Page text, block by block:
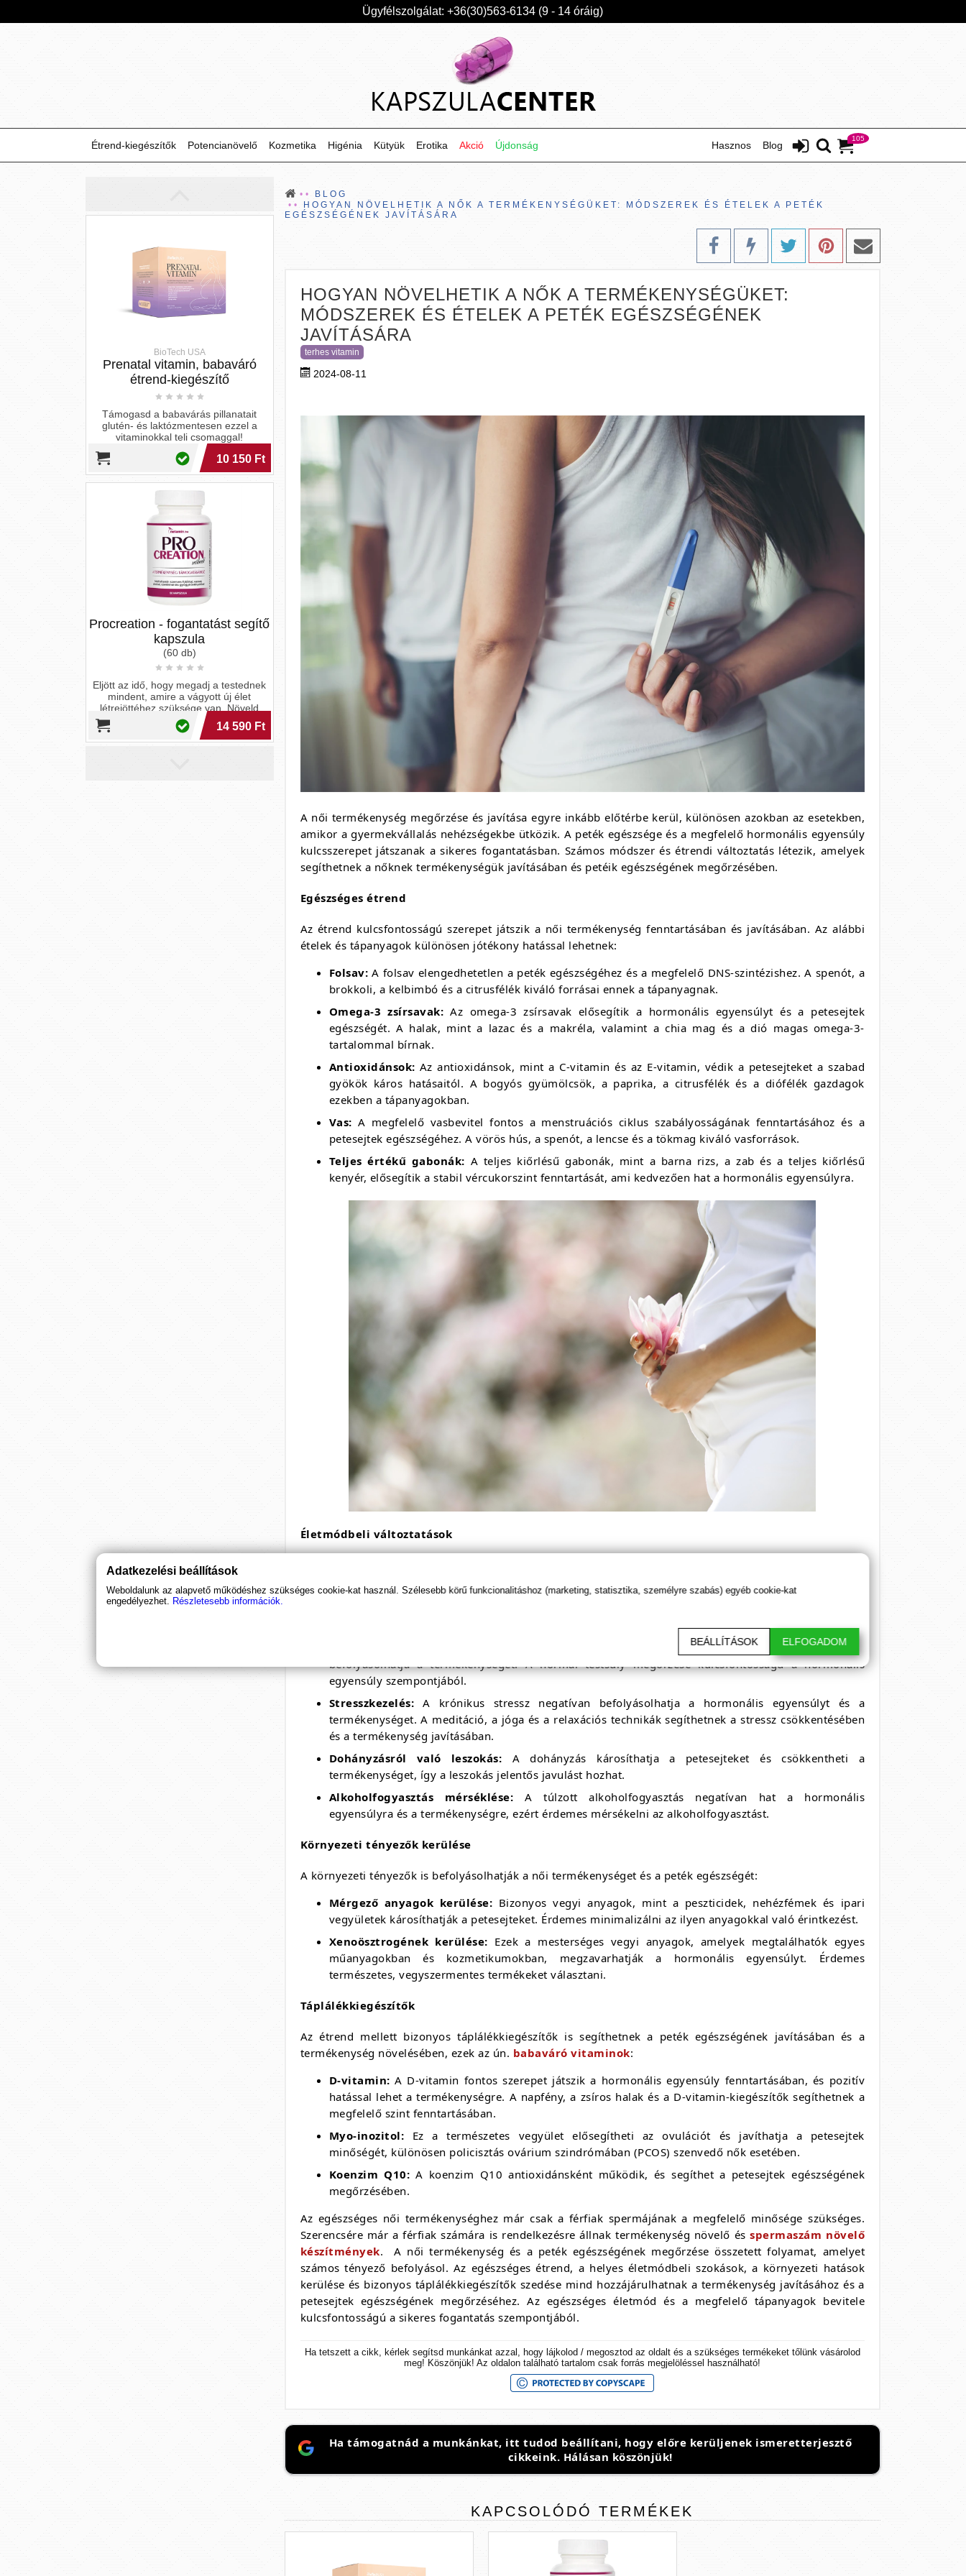
Ügyfélszolgálat: +36(30)563-6134 (9 - 14 óráig)
105
Étrend-kiegészítők Blog
Potencianövelő Hasznos
Kozmetika Higénia Kütyük Erotika Akció Újdonság
BioTech USA
Prenatal vitamin, babaváró
étrend-kiegészítő
Támogasd a babavárás pillanatait
glutén- és laktózmentesen ezzel a
vitaminokkal teli csomaggal!
10 150 Ft
Procreation - fogantatást segítő
kapszula
(60 db)
Eljött az idő, hogy megadj a testednek
mindent, amire a vágyott új élet
létrejöttéhez szüksége van. Növeld
esélyeidet természetesen!
14 590 Ft
BLOG
HOGYAN NÖVELHETIK A NŐK A TERMÉKENYSÉGÜKET: MÓDSZEREK ÉS ÉTELEK A PETÉK
EGÉSZSÉGÉNEK JAVÍTÁSÁRA
HOGYAN NÖVELHETIK A NŐK A TERMÉKENYSÉGÜKET:
MÓDSZEREK ÉS ÉTELEK A PETÉK EGÉSZSÉGÉNEK
JAVÍTÁSÁRA
terhes vitamin
2024-08-11
A női termékenység megőrzése és javítása egyre inkább előtérbe kerül, különösen azokban az esetekben,
amikor a gyermekvállalás nehézségekbe ütközik. A peték egészsége és a megfelelő hormonális egyensúly
kulcsszerepet játszanak a sikeres fogantatásban. Számos módszer és étrendi változtatás létezik, amelyek
segíthetnek a nőknek termékenységük javításában és petéik egészségének megőrzésében.
Egészséges étrend
Az étrend kulcsfontosságú szerepet játszik a női termékenység fenntartásában és javításában. Az alábbi
ételek és tápanyagok különösen jótékony hatással lehetnek:
Folsav: A folsav elengedhetetlen a peték egészségéhez és a megfelelő DNS-szintézishez. A spenót, a
brokkoli, a kelbimbó és a citrusfélék kiváló forrásai ennek a tápanyagnak.
Omega-3 zsírsavak: Az omega-3 zsírsavak elősegítik a hormonális egyensúlyt és a petesejtek
egészségét. A halak, mint a lazac és a makréla, valamint a chia mag és a dió magas omega-3-
tartalommal bírnak.
Antioxidánsok: Az antioxidánsok, mint a C-vitamin és az E-vitamin, védik a petesejteket a szabad
gyökök káros hatásaitól. A bogyós gyümölcsök, a paprika, a citrusfélék és a diófélék gazdagok
ezekben a tápanyagokban.
Vas: A megfelelő vasbevitel fontos a menstruációs ciklus szabályosságának fenntartásához és a
petesejtek egészségéhez. A vörös hús, a spenót, a lencse és a tökmag kiváló vasforrások.
Teljes értékű gabonák: A teljes kiőrlésű gabonák, mint a barna rizs, a zab és a teljes kiőrlésű
kenyér, elősegítik a stabil vércukorszint fenntartását, ami kedvezően hat a hormonális egyensúlyra.
Életmódbeli változtatások
Rendszeres testmozgás:A mérsékelt testmozgás segíthet a hormonális egyensúly fenntartásában,
A túlzott soványság és az elhízás egyaránt negatívan
befolyásolhatja a termékenységet. A normál testsúly megőrzése kulcsfontosságú a hormonális
egyensúly szempontjából.
Stresszkezelés: A krónikus stressz negatívan befolyásolhatja a hormonális egyensúlyt és a
termékenységet. A meditáció, a jóga és a relaxációs technikák segíthetnek a stressz csökkentésében
és a termékenység javításában.
Dohányzásról való leszokás: A dohányzás károsíthatja a petesejteket és csökkentheti a
termékenységet, így a leszokás jelentős javulást hozhat.
Alkoholfogyasztás mérséklése: A túlzott alkoholfogyasztás negatívan hat a hormonális
egyensúlyra és a termékenységre, ezért érdemes mérsékelni az alkoholfogyasztást.
Környezeti tényezők kerülése
A környezeti tényezők is befolyásolhatják a női termékenységet és a peték egészségét:
Mérgező anyagok kerülése: Bizonyos vegyi anyagok, mint a peszticidek, nehézfémek és ipari
vegyületek károsíthatják a petesejteket. Érdemes minimalizálni az ilyen anyagokkal való érintkezést.
Xenoösztrogének kerülése: Ezek a mesterséges vegyi anyagok, amelyek megtalálhatók egyes
műanyagokban és kozmetikumokban, megzavarhatják a hormonális egyensúlyt. Érdemes
természetes, vegyszermentes termékeket választani.
Táplálékkiegészítők
Az étrend mellett bizonyos táplálékkiegészítők is segíthetnek a peték egészségének javításában és a
termékenység növelésében, ezek az ún. babaváró vitaminok:
D-vitamin: A D-vitamin fontos szerepet játszik a hormonális egyensúly fenntartásában, és pozitív
hatással lehet a termékenységre. A napfény, a zsíros halak és a D-vitamin-kiegészítők segíthetnek a
megfelelő szint fenntartásában.
Myo-inozitol: Ez a természetes vegyület elősegítheti az ovulációt és javíthatja a petesejtek
minőségét, különösen policisztás ovárium szindrómában (PCOS) szenvedő nők esetében.
Koenzim Q10: A koenzim Q10 antioxidánsként működik, és segíthet a petesejtek egészségének
megőrzésében.
Az egészséges női termékenységhez már csak a férfiak spermájának a megfelelő minősége szükséges.
Szerencsére már a férfiak számára is rendelkezésre állnak termékenység növelő ésspermaszám növelő
készítmények. A női termékenység és a peték egészségének megőrzése összetett folyamat, amelyet
számos tényező befolyásol. Az egészséges étrend, a helyes életmódbeli szokások, a környezeti hatások
kerülése és bizonyos táplálékkiegészítők szedése mind hozzájárulhatnak a termékenység javításához és a
petesejtek egészségének megőrzéséhez. Az egészséges életmód és a megfelelő tápanyagok bevitele
kulcsfontosságú a sikeres fogantatás szempontjából.
Ha tetszett a cikk, kérlek segítsd munkánkat azzal, hogy lájkolod / megosztod az oldalt és a szükséges termékeket tőlünk vásárolod
meg! Köszönjük! Az oldalon található tartalom csak forrás megjelöléssel használható!
Ha támogatnád a munkánkat, itt tudod beállítani, hogy előre kerüljenek ismeretterjesztő
cikkeink. Hálásan köszönjük!
KAPCSOLÓDÓ TERMÉKEK
Adatkezelési beállítások
Weboldalunk az alapvető működéshez szükséges cookie-kat használ. Szélesebb körű funkcionalitáshoz (marketing, statisztika, személyre szabás) egyéb cookie-kat
engedélyezhet. Részletesebb információk.
BEÁLLÍTÁSOK ELFOGADOM